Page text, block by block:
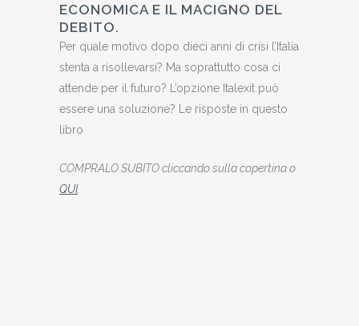
ECONOMICA E IL MACIGNO DEL
DEBITO.
Per quale motivo dopo dieci anni di crisi l’Italia
stenta a risollevarsi? Ma soprattutto cosa ci
attende per il futuro? L’opzione Italexit può
essere una soluzione? Le risposte in questo
libro
COMPRALO SUBITO cliccando sulla copertina o
QUI.